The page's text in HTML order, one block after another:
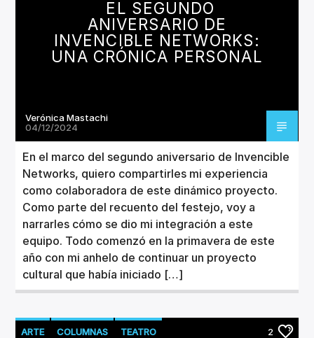
EL SEGUNDO
ANIVERSARIO DE
INVENCIBLE NETWORKS:
UNA CRÓNICA PERSONAL
Verónica Mastachi
04/12/2024
En el marco del segundo aniversario de Invencible
Networks, quiero compartirles mi experiencia
como colaboradora de este dinámico proyecto.
Como parte del recuento del festejo, voy a
narrarles cómo se dio mi integración a este
equipo. Todo comenzó en la primavera de este
año con mi anhelo de continuar un proyecto
cultural que había iniciado […]
ARTE COLUMNAS TEATRO 2